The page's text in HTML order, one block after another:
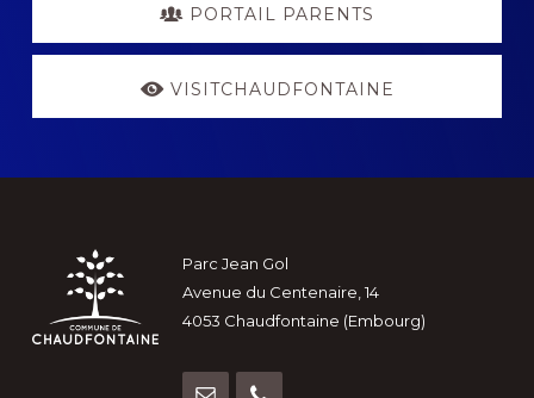
PORTAIL PARENTS
VISITCHAUDFONTAINE
Footer
Parc Jean Gol
Avenue du Centenaire, 14
4053 Chaudfontaine (Embourg)